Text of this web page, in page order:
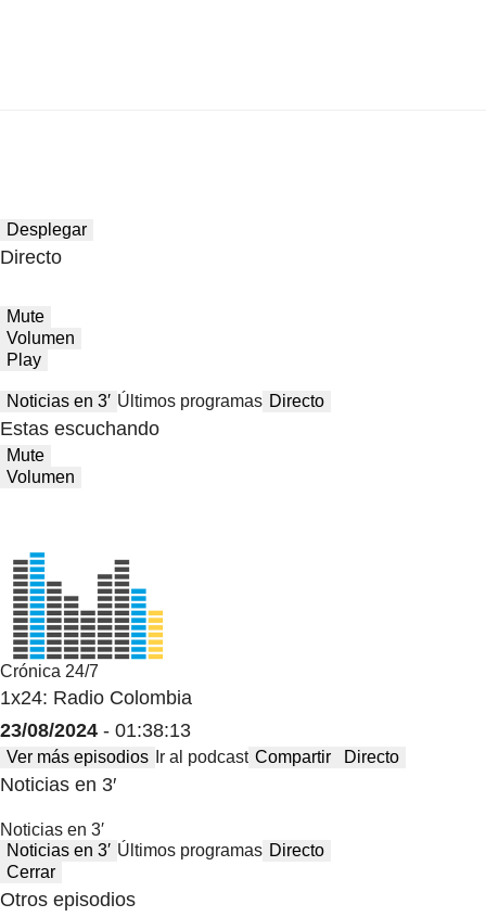
Desplegar
Directo
Mute
Volumen
Play
Noticias en 3′ Últimos programas Directo
Estas escuchando
Mute
Volumen
Crónica 24/7
1x24: Radio Colombia
23/08/2024 - 01:38:13
Ver más episodios Ir al podcast Compartir Directo
Noticias en 3′
Noticias en 3′
Noticias en 3′ Últimos programas Directo
Cerrar
Otros episodios